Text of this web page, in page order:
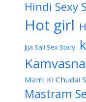
Hindi Sexy
Hot girl
Jija Sali Sex Story
Kamvasna
Mami Ki Chudai
Mastram